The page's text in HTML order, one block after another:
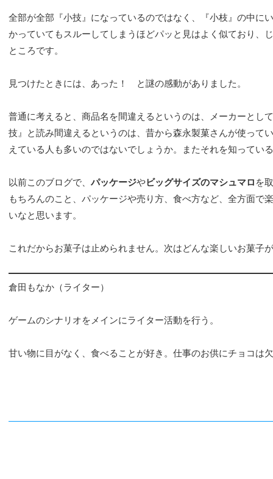
全部が全部『小技』になっているのではなく、『小枝』の中に
かっていてもスルーしてしまうほどパッと見はよく似ており、
ところです。
見つけたときには、あった！ と謎の感動がありました。
普通に考えると、商品名を間違えるというのは、メーカーとし
技』と読み間違えるというのは、昔から森永製菓さんが使って
えている人も多いのではないでしょうか。またそれを知ってい
以前このブログで、 パッケージやビッグサイズのマシュマロ を
もちろんのこと、パッケージや売り方、食べ方など、全方面
いなと思います。
これだからお菓子は止められません。次はどんな楽しいお菓子
倉田もなか（ライター）
ゲームのシナリオをメインにライター活動を行う。
甘い物に目がなく、食べることが好き。仕事のお供にチョコは